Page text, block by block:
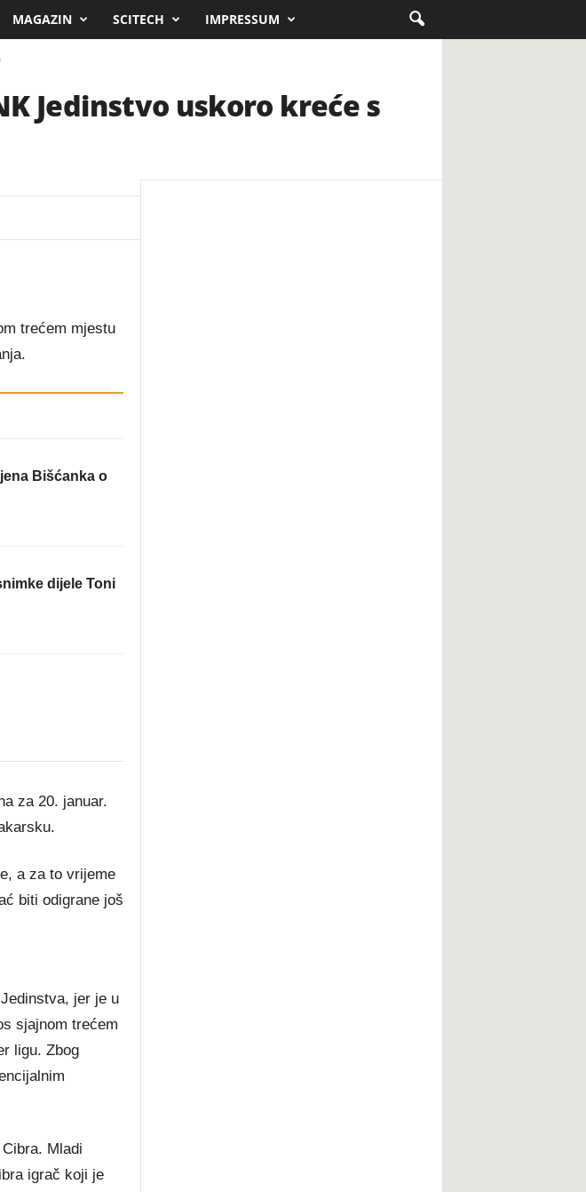
MAGAZIN SCITECH IMPRESSUM
Jedinstvo uskoro kreće s
trećem mjestu
Bišćanka o
dijele Toni
za 20. januar.
a za to vrijeme
biti odigrane još
jer je u
sjajnom trećem
ligu. Zbog
Mladi
igrač koji je